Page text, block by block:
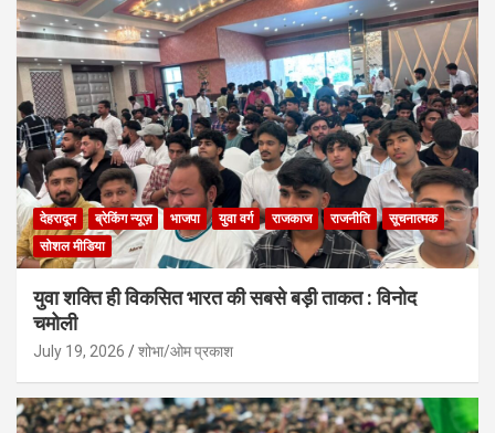
देहरादून ब्रेकिंग न्यूज़ भाजपा युवा वर्ग राजकाज राजनीति
सूचनात्मक
सोशल मीडिया
युवा शक्ति ही विकसित भारत की सबसे बड़ी ताकत : विनोद
चमोली
July 19, 2026 शोभा/ओम प्रकाश